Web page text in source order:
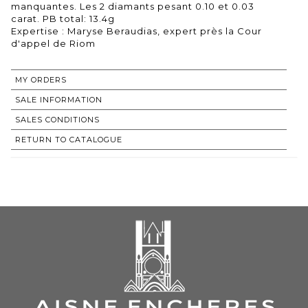
manquantes. Les 2 diamants pesant 0.10 et 0.03
carat. PB total: 13.4g
Expertise : Maryse Beraudias, expert près la Cour
d'appel de Riom
MY ORDERS
SALE INFORMATION
SALES CONDITIONS
RETURN TO CATALOGUE